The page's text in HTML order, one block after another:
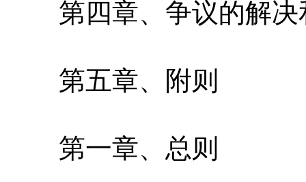
第四章、争议的解决
第五章、附则
第一章、总则